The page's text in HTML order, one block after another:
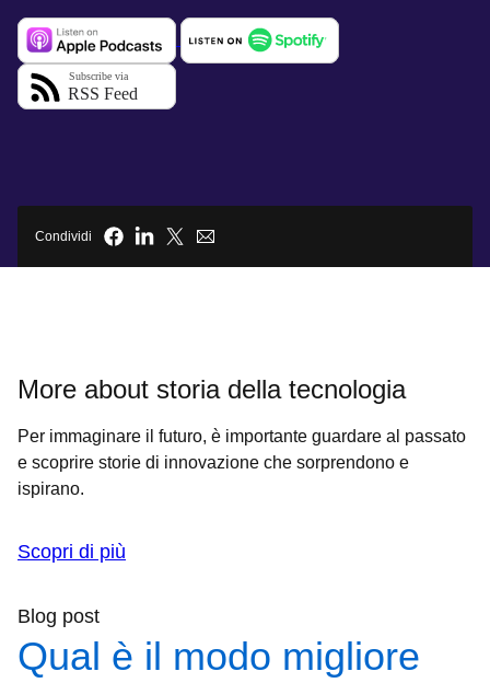
Condividi
More about storia della tecnologia
Per immaginare il futuro, è importante guardare al passato
e scoprire storie di innovazione che sorprendono e
ispirano.
Scopri di più
Blog post
Qual è il modo migliore